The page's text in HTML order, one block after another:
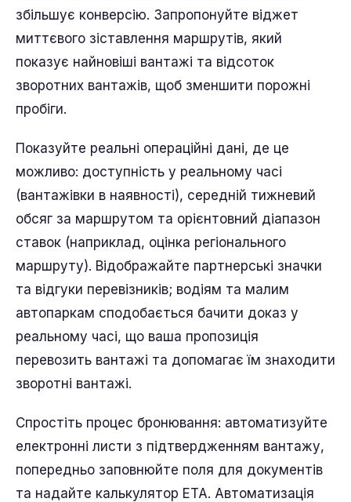
збільшує конверсію. Запропонуйте віджет
миттєвого зіставлення маршрутів, який
показує найновіші вантажі та відсоток
зворотних вантажів, щоб зменшити порожні
пробіги.
Показуйте реальні операційні дані, де це
можливо: доступність у реальному часі
(вантажівки в наявності), середній тижневий
обсяг за маршрутом та орієнтовний діапазон
ставок (наприклад, оцінка регіонального
маршруту). Відображайте партнерські значки
та відгуки перевізників; водіям та малим
автопаркам сподобається бачити доказ у
реальному часі, що ваша пропозиція
перевозить вантажі та допомагає їм знаходити
зворотні вантажі.
Спростіть процес бронювання: автоматизуйте
електронні листи з підтвердженням вантажу,
попередньо заповнюйте поля для документів
та надайте калькулятор ETA. Автоматизація